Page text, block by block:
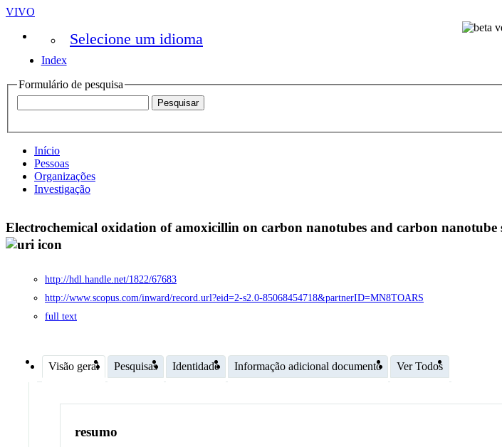
VIVO
Selecione um idioma
Index
Formulário de pesquisa
Início
Pessoas
Organizações
Investigação
Electrochemical oxidation of amoxicillin on carbon nanotubes and carbon nanotube
http://hdl.handle.net/1822/67683
http://www.scopus.com/inward/record.url?eid=2-s2.0-85068454718&partnerID=MN8TOARS
full text
Visão geral Pesquisas Identidade Informação adicional documento Ver Todos
resumo